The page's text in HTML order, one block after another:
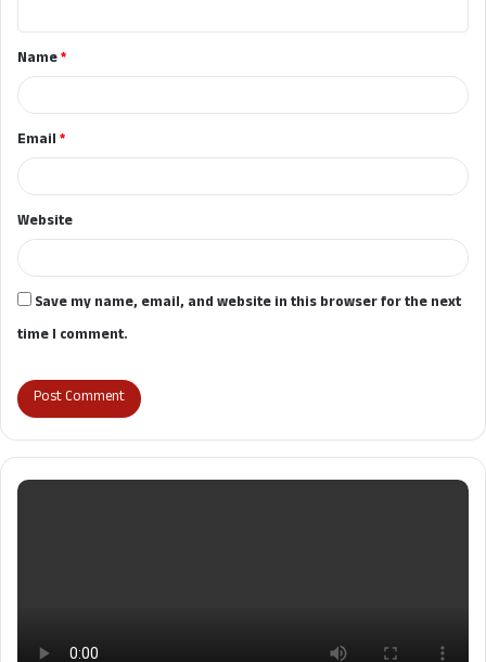
t
*Name*
Email*
Website
Save my name, email, and website in this browser for the next
time I comment.